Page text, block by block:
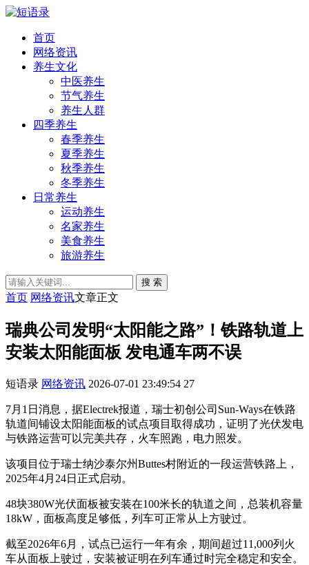
首页
网络资讯
养生文化
中医养生
节气养生
养生人群
四季养生
春季养生
夏季养生
秋季养生
冬季养生
日常养生
运动养生
名家养生
美食养生
旅游养生
搜 索
首页 网络资讯文章正文
瑞典公司发明“太阳能之路”！铁路轨道上
安装太阳能面板 发电通车两不误
短语录 网络资讯 2026-07-01 23:49:54 27
7月1日消息，据Electrek报道，瑞士初创公司Sun-Ways在铁路
轨道间铺设太阳能面板的试点项目取得成功，证明了光伏发电
与铁路运营可以完美共存，火车照跑，电力照发。
该项目位于瑞士纳沙泰尔州Buttes村附近的一段运营铁路上，
2025年4月24日正式启动。
48块380W光伏面板被安装在100米长的轨道之间，总装机容量
18kW，面板高度足够低，列车可正常从上方驶过。
截至2026年6月，试点已运行一年有余，期间超过11,000列火
车从面板上驶过，安装被证明在列车通过时完全稳定和安全。